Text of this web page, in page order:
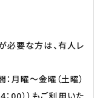
必要な方は、有人レ
月曜～金曜（土曜）
00））もご利用いた